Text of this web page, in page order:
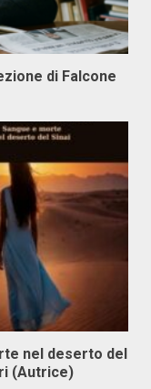
di Falcone
nel deserto del
(Autrice)